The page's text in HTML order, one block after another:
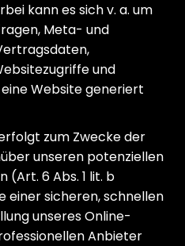
kann es sich v. a. um
Meta- und
und
Website generiert
zum Zwecke der
unseren potenziellen
(Art. 6 Abs. 1 lit. b
einer sicheren, schnellen
unseres Online-
Anbieter